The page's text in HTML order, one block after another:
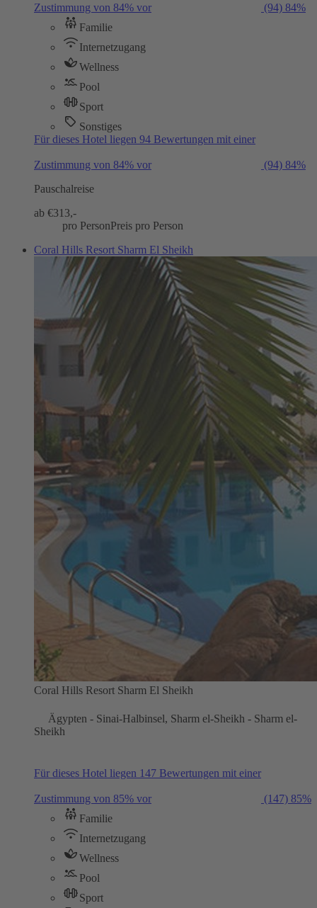
Zustimmung von 84% vor (94) 84%
Familie
Internetzugang
Wellness
Pool
Sport
Sonstiges
Für dieses Hotel liegen 94 Bewertungen mit einer
Zustimmung von 84% vor (94) 84%
Pauschalreise
ab €313,-
pro PersonPreis pro Person
Coral Hills Resort Sharm El Sheikh
Coral Hills Resort Sharm El Sheikh
Ägypten - Sinai-Halbinsel, Sharm el-Sheikh - Sharm el-
Sheikh
Für dieses Hotel liegen 147 Bewertungen mit einer
Zustimmung von 85% vor (147) 85%
Familie
Internetzugang
Wellness
Pool
Sport